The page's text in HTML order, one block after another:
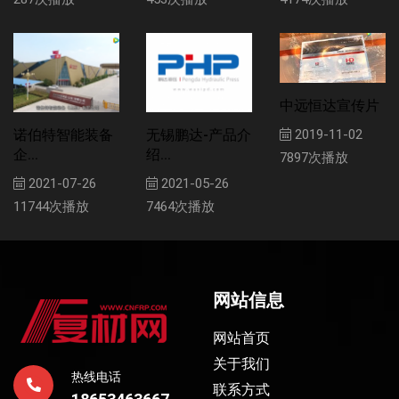
诺伯特智能装备
企...
2021-07-26
11744次播放
无锡鹏达-产品介
绍...
2021-05-26
7464次播放
中远恒达宣传片
2019-11-02
7897次播放
热线电话
网站信息
网站首页
关于我们
联系方式